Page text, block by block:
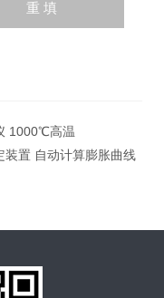
1000℃高温
装置 自动计算膨胀曲线